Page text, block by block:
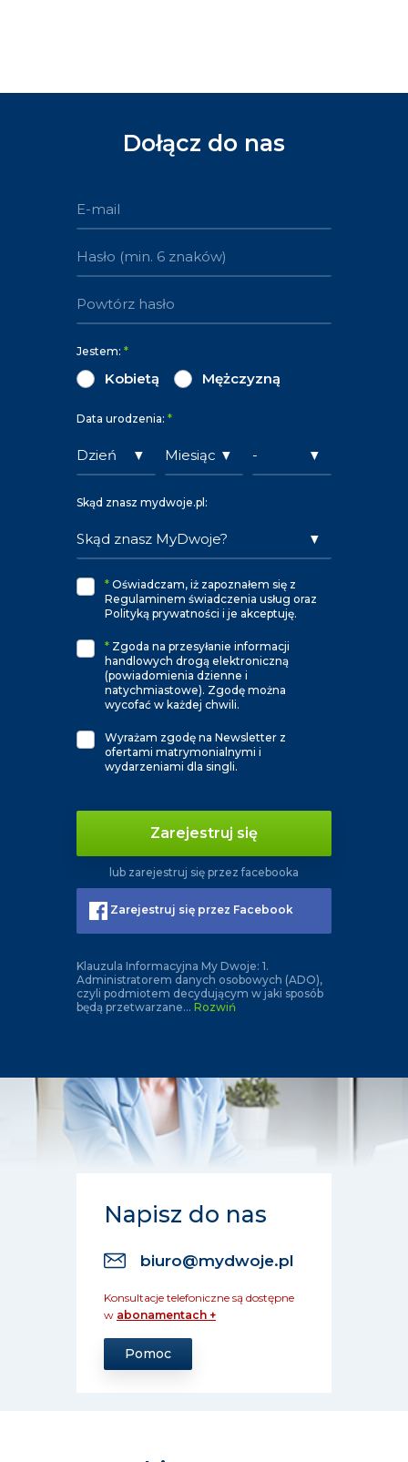
Dołącz do nas
Jestem: *
Kobietą Mężczyzną
Data urodzenia: *
Skąd znasz mydwoje.pl:
* Oświadczam, iż zapoznałem się z
Regulaminem świadczenia usług oraz
Polityką prywatności i je akceptuję.
* Zgoda na przesyłanie informacji
handlowych drogą elektroniczną
(powiadomienia dzienne i
natychmiastowe). Zgodę można
wycofać w każdej chwili.
Wyrażam zgodę na Newsletter z
ofertami matrymonialnymi i
wydarzeniami dla singli.
Zarejestruj się
lub zarejestruj się przez facebooka
Zarejestruj się przez Facebook
Klauzula Informacyjna My Dwoje: 1.
Administratorem danych osobowych (ADO),
czyli podmiotem decydującym w jaki sposób
będą przetwarzane... Rozwiń
Napisz do nas
biuro@mydwoje.pl
Konsultacje telefoniczne są dostępne
w abonamentach +
Pomoc